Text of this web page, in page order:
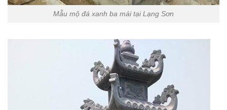
Mẫu mộ đá xanh ba mái tại Lạng Sơn